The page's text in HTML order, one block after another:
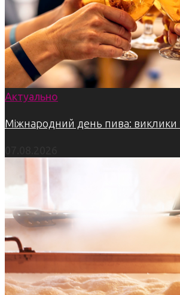
Актуально
Міжнародний день пива: виклики